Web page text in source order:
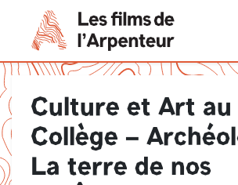
Culture et Art au
Collège –
La terre de nos